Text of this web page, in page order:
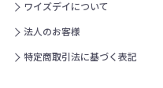
ワイズデイについて
法人のお客様
特定商取引法に基づく表記